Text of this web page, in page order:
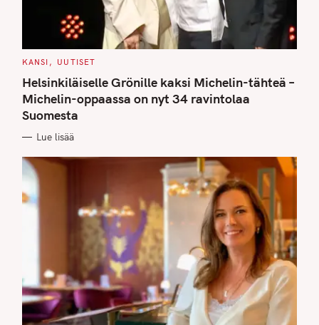
C
T
E
G
O
R
I
S
KANSI UUTISET
Helsinkiläiselle Grönille kaksi Michelin-tähteä –
Michelin-oppaassa on nyt 34 ravintolaa
Suomesta
Lue lisää